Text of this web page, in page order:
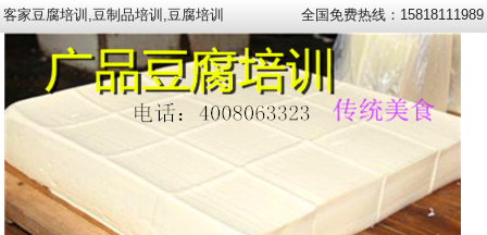
客家豆腐培训,豆制品培训,豆腐培训 全国免费热线：15818111989